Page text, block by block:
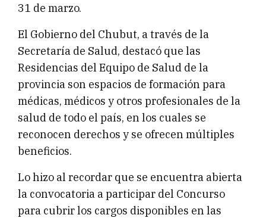
31 de marzo.
El Gobierno del Chubut, a través de la
Secretaría de Salud, destacó que las
Residencias del Equipo de Salud de la
provincia son espacios de formación para
médicas, médicos y otros profesionales de la
salud de todo el país, en los cuales se
reconocen derechos y se ofrecen múltiples
beneficios.
Lo hizo al recordar que se encuentra abierta
la convocatoria a participar del Concurso
para cubrir los cargos disponibles en las